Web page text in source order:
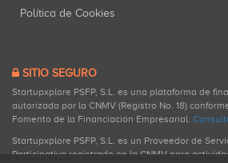
Política de Cookies
SITIO SEGURO
Startupxplore PSFP, S.L. es una plataforma de
autorizada por la CNMV (Registro No. 18)
Fomento de la Financiación Empresarial.
Startupxplore PSFP, S.L. es un Proveedor de
Participativa registrado en la CNMV para